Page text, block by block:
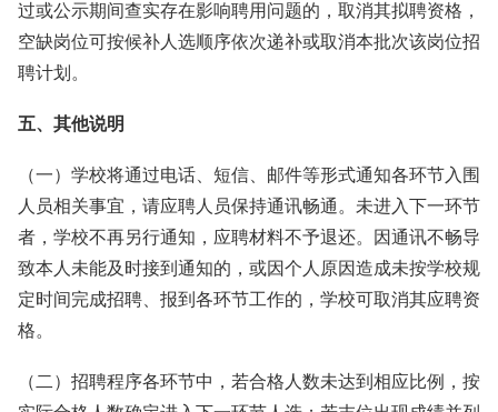
过或公示期间查实存在影响聘用问题的，取消其拟聘资格，
空缺岗位可按候补人选顺序依次递补或取消本批次该岗位招
聘计划。
五、其他说明
（一）学校将通过电话、短信、邮件等形式通知各环节入围
人员相关事宜，请应聘人员保持通讯畅通。未进入下一环节
者，学校不再另行通知，应聘材料不予退还。因通讯不畅导
致本人未能及时接到通知的，或因个人原因造成未按学校规
定时间完成招聘、报到各环节工作的，学校可取消其应聘资
格。
（二）招聘程序各环节中，若合格人数未达到相应比例，按